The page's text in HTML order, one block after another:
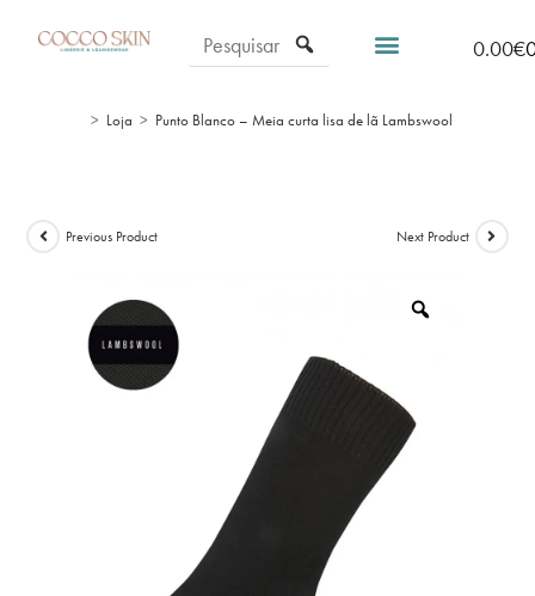
0.00€
> Loja > Punto Blanco – Meia curta lisa de lã Lambswool
Previous Product Next Product